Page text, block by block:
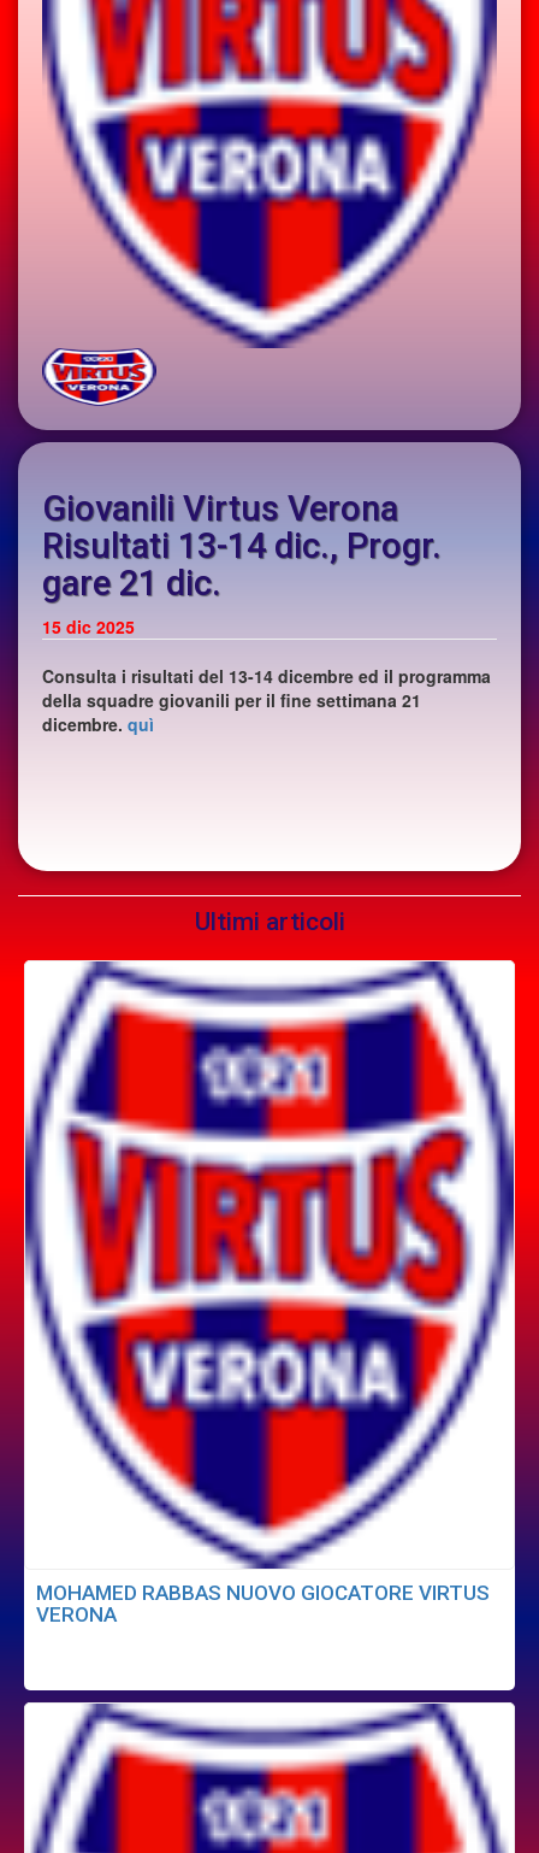
Giovanili Virtus Verona
Risultati 13-14 dic., Progr.
gare 21 dic.
15 dic 2025
Consulta i risultati del 13-14 dicembre ed il programma
della squadre giovanili per il fine settimana 21
dicembre. quì
Ultimi articoli
MOHAMED RABBAS NUOVO GIOCATORE VIRTUS
VERONA